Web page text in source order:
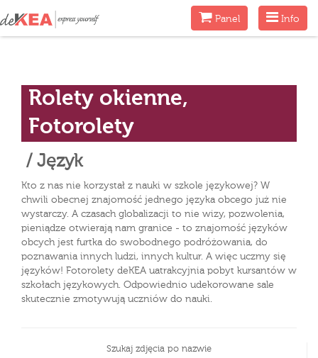
Menu
Info
MenuPanel
Rolety okienne,
Fotorolety
/ Język
Kto z nas nie korzystał z nauki w szkole językowej? W
chwili obecnej znajomość jednego języka obcego już nie
wystarczy. A czasach globalizacji to nie wizy, pozwolenia,
pieniądze otwierają nam granice - to znajomość języków
obcych jest furtka do swobodnego podróżowania, do
poznawania innych ludzi, innych kultur. A więc uczmy się
języków! Fotorolety deKEA uatrakcyjnia pobyt kursantów w
szkołach językowych. Odpowiednio udekorowane sale
skutecznie zmotywują uczniów do nauki.
Szukaj zdjęcia po nazwie